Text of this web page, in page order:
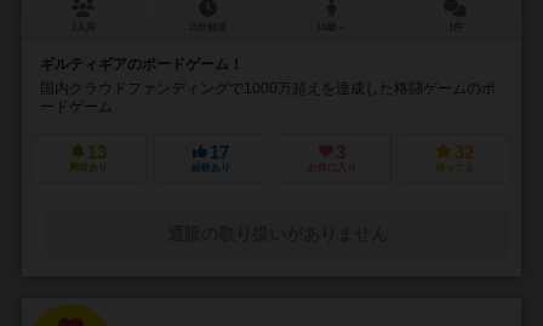
ギルティギアのボードゲーム！
国内クラウドファンディングで1000万超えを達成した格闘ゲームのボ
ードゲーム
13
興味あり
17
経験あり
3
お気に入り
32
持ってる